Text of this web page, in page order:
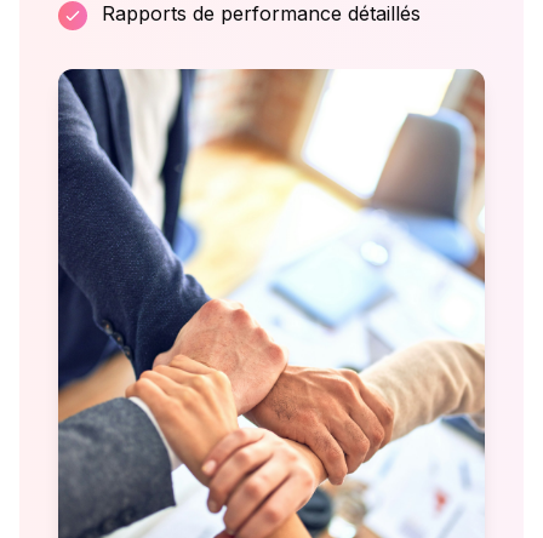
Rapports de performance détaillés